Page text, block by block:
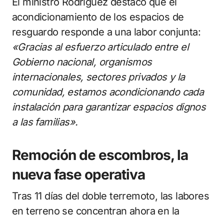
acondicionamiento de los espacios de
resguardo responde a una labor conjunta:
«Gracias al esfuerzo articulado entre el
Gobierno nacional, organismos
internacionales, sectores privados y la
comunidad, estamos acondicionando cada
instalación para garantizar espacios dignos
a las familias».
Remoción de escombros, la
nueva fase operativa
Tras 11 días del doble terremoto, las labores
en terreno se concentran ahora en la